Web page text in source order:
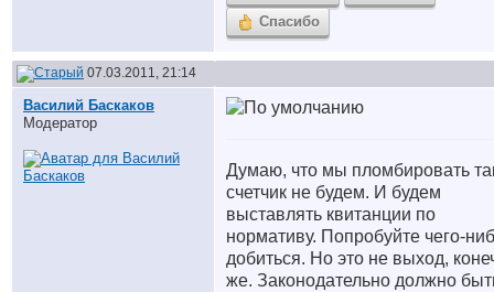
Спасибо
07.03.2011, 21:14
Василий Баскаков
Модератор
Думаю, что мы пломбировать
счетчик не будем. И будем
выставлять квитанции по
нормативу. Попробуйте чего-
добиться. Но это не выход,
же. Законодательно должно